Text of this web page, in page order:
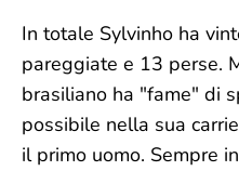
In totale Sylvinho ha
pareggiate e 13 perse.
brasiliano ha "fame" di
possibile nella sua
il primo uomo. Sempre